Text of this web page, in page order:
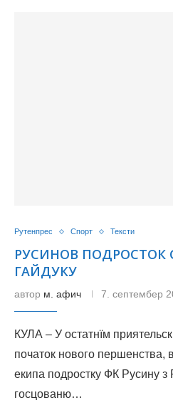
Рутенпрес Спорт Тексти
РУСИНОВ ПОДРОСТОК
ГАЙДУКУ
автор м. афич 7. септембер
КУЛА – У остатнїм
початок нового першенства,
екипа подростку ФК Русину з
госцованю…